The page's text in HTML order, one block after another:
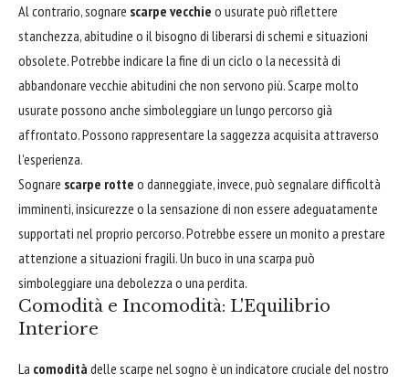
Al contrario, sognare scarpe vecchie o usurate può riflettere
stanchezza, abitudine o il bisogno di liberarsi di schemi e situazioni
obsolete. Potrebbe indicare la fine di un ciclo o la necessità di
abbandonare vecchie abitudini che non servono più. Scarpe molto
usurate possono anche simboleggiare un lungo percorso già
affrontato. Possono rappresentare la saggezza acquisita attraverso
l'esperienza.
Sognare scarpe rotte o danneggiate, invece, può segnalare difficoltà
imminenti, insicurezze o la sensazione di non essere adeguatamente
supportati nel proprio percorso. Potrebbe essere un monito a prestare
attenzione a situazioni fragili. Un buco in una scarpa può
simboleggiare una debolezza o una perdita.
Comodità e Incomodità: L'Equilibrio
Interiore
La comodità delle scarpe nel sogno è un indicatore cruciale del nostro